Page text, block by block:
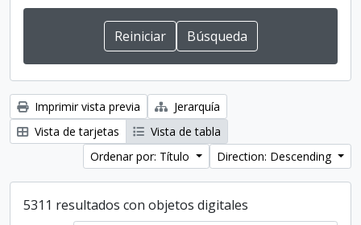
Imprimir vista previa
Jerarquía
Vista de tarjetas
Vista de tabla
Ordenar por: Título
Direction: Descending
5311 resultados con objetos digitales